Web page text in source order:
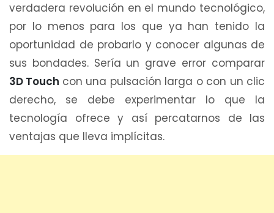
verdadera revolución en el mundo tecnológico,
por lo menos para los que ya han tenido la
oportunidad de probarlo y conocer algunas de
sus bondades. Sería un grave error comparar
3D Touch con una pulsación larga o con un clic
derecho, se debe experimentar lo que la
tecnología ofrece y así percatarnos de las
ventajas que lleva implícitas.